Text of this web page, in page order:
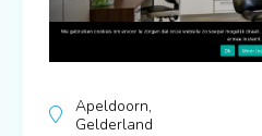
Apeldoorn,
Gelderland